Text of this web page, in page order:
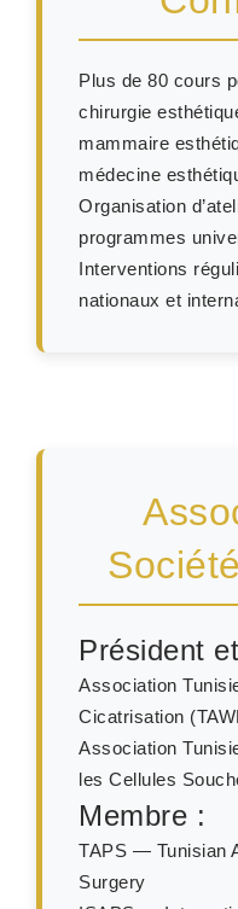
Plus de 80 cours
chirurgie
mammaire
médecine
Organisation
programmes
Interventions
nationaux et
Président
Association
Cicatrisation
Association
les Cellules
Membre :
TAPS — Tunisian
Surgery